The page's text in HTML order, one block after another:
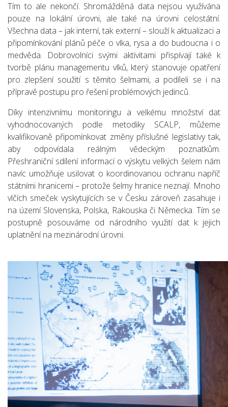
Tím to ale nekončí. Shromážděná data nejsou využívána
pouze na lokální úrovni, ale také na úrovni celostátní.
Všechna data – jak interní, tak externí – slouží k aktualizaci a
připomínkování plánů péče o vlka, rysa a do budoucna i o
medvěda. Dobrovolníci svými aktivitami přispívají také k
tvorbě plánu managementu vlků, který stanovuje opatření
pro zlepšení soužití s těmito šelmami, a podíleli se i na
přípravě postupu pro řešení problémových jedinců.
Díky intenzivnímu monitoringu a velkému množství dat
vyhodnocovaných podle metodiky SCALP, můžeme
kvalifikovaně připomínkovat změny příslušné legislativy tak,
aby odpovídala reálným vědeckým poznatkům.
Přeshraniční sdílení informací o výskytu velkých šelem nám
navíc umožňuje usilovat o koordinovanou ochranu napříč
státními hranicemi – protože šelmy hranice neznají. Mnoho
vlčích smeček vyskytujících se v Česku zároveň zasahuje i
na území Slovenska, Polska, Rakouska či Německa. Tím se
postupně posouváme od národního využití dat k jejich
uplatnění na mezinárodní úrovni.